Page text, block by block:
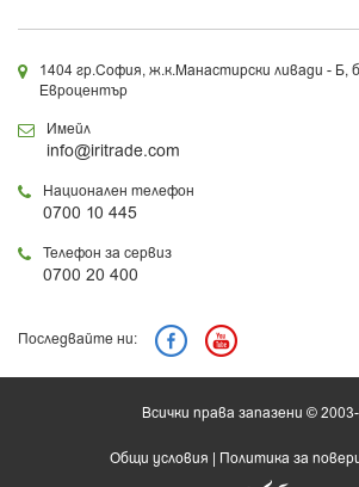
1404 гр.София, ж.к.Манастирски ливади - Б,
Евроцентър
Имейл
info@iritrade.com
Национален телефон
0700 10 445
Телефон за сервиз
0700 20 400
Последвайте ни:
Всички права запазени ©
Общи условия | Политика за